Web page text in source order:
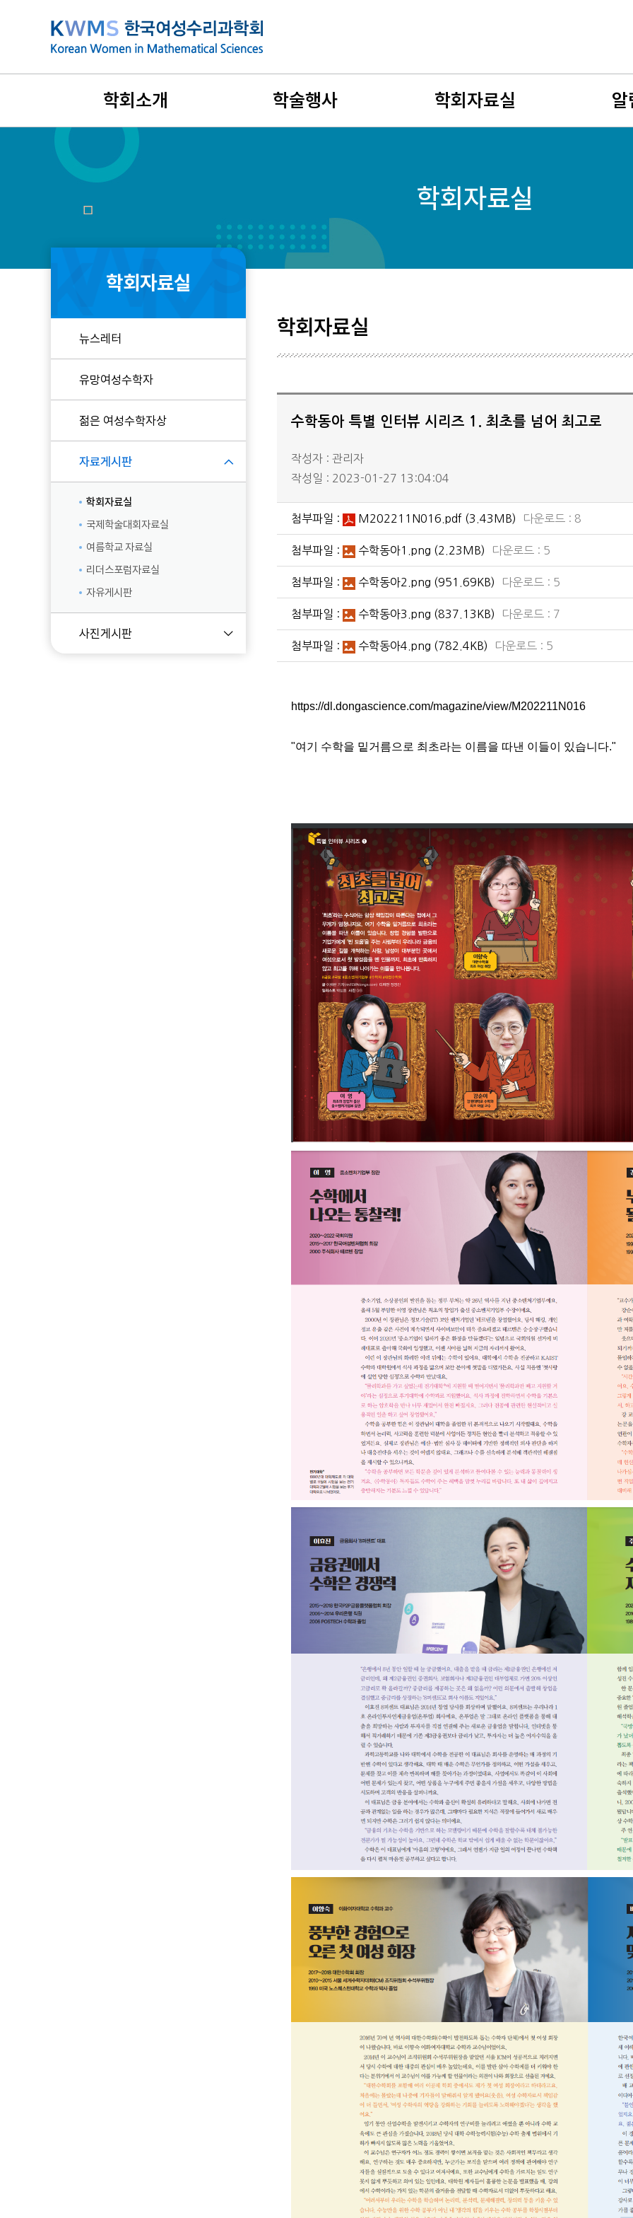
학회소개
설립목적과 연혁
현임원
역대임원
KWMS 후원
학술행사
리더스포럼
겨울워크숍
학회자료실
유망여성수학자
자료게시판
알
여성
공시자
학회자료실
학회자료실
뉴스레터
유망여성수학자
젊은 여성수학자상
자료게시판
학회자료실
국제학술대회자료실
여름학교 자료실
리더스포럼자료실
자유게시판
사진게시판
학회자료실
수학동아 특별 인터뷰 시리즈 1. 최초를 넘어 최고로
작성자 : 관리자
작성일 : 2023-01-27 13:04:04
첨부파일 : M202211N016.pdf (3.43MB) 다운로드 : 8
첨부파일 : 수학동아1.png (2.23MB) 다운로드 : 5
첨부파일 : 수학동아2.png (951.69KB) 다운로드 : 5
첨부파일 : 수학동아3.png (837.13KB) 다운로드 : 7
첨부파일 : 수학동아4.png (782.4KB) 다운로드 : 5
https://dl.dongascience.com/magazine/view/M202211N016
"여기 수학을 밑거름으로 최초라는 이름을 따낸 이들이 있습니다."